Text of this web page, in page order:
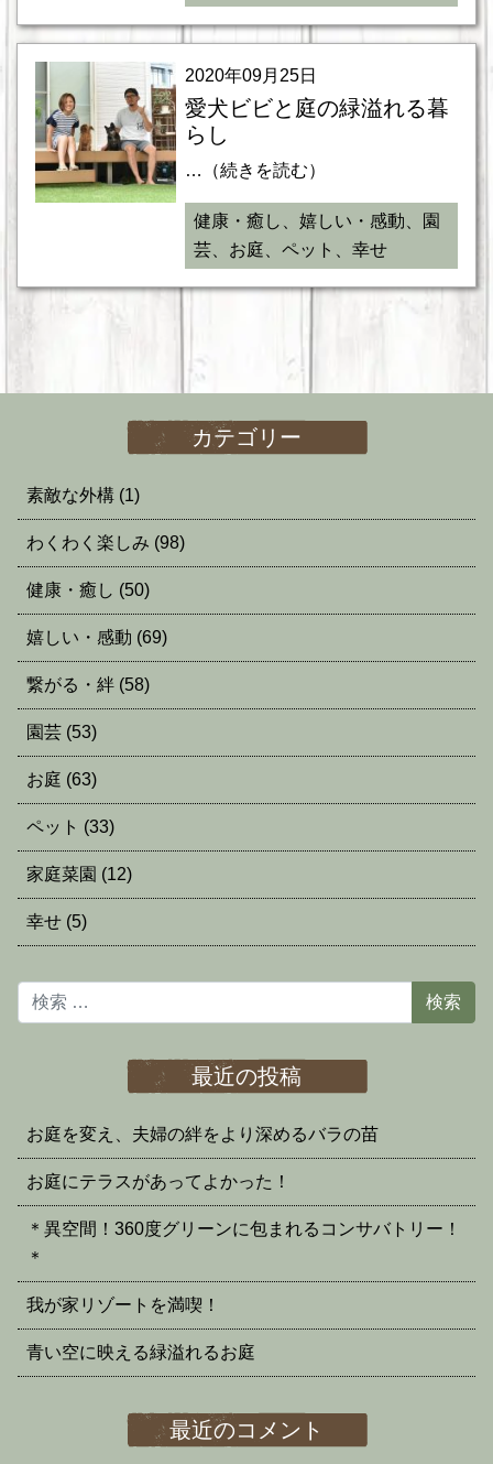
2020年09月25日
愛犬ビビと庭の緑溢れる暮
らし
…（続きを読む）
健康・癒し、嬉しい・感動、園
芸、お庭、ペット、幸せ
カテゴリー
素敵な外構 (1)
わくわく楽しみ (98)
健康・癒し (50)
嬉しい・感動 (69)
繋がる・絆 (58)
園芸 (53)
お庭 (63)
ペット (33)
家庭菜園 (12)
幸せ (5)
検索
最近の投稿
お庭を変え、夫婦の絆をより深めるバラの苗
お庭にテラスがあってよかった！
＊異空間！360度グリーンに包まれるコンサバトリー！
＊
我が家リゾートを満喫！
青い空に映える緑溢れるお庭
最近のコメント